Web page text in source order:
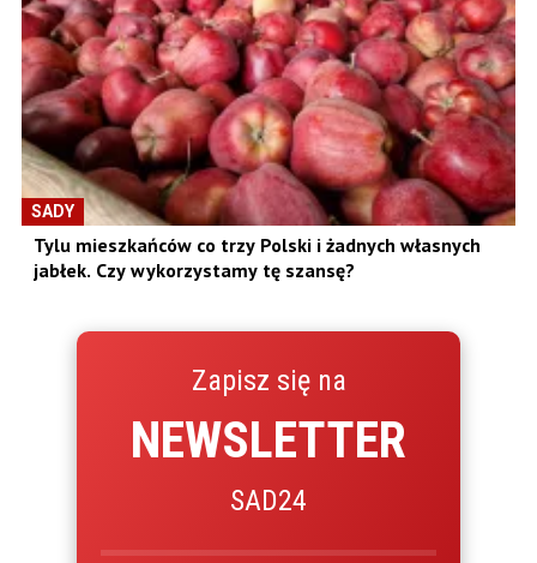
SADY
Tylu mieszkańców co trzy Polski i żadnych własnych
jabłek. Czy wykorzystamy tę szansę?
Zapisz się na
NEWSLETTER
SAD24